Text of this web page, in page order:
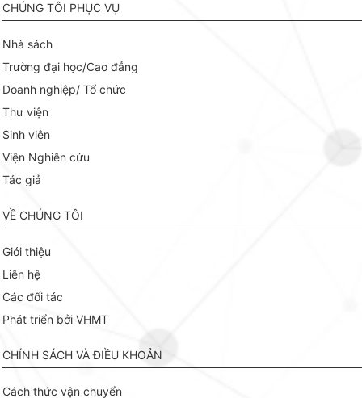
CHÚNG TÔI PHỤC VỤ
Nhà sách
Trường đại học/Cao đẳng
Doanh nghiệp/ Tổ chức
Thư viện
Sinh viên
Viện Nghiên cứu
Tác giả
VỀ CHÚNG TÔI
Giới thiệu
Liên hệ
Các đối tác
Phát triển bởi VHMT
CHÍNH SÁCH VÀ ĐIỀU KHOẢN
Cách thức vận chuyển